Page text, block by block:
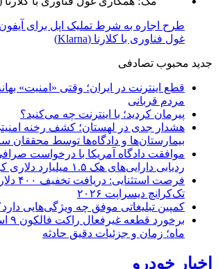
طرح اجاره به شرط تملیک اپل برای
غول فناوری با کلارنا (Klarna)
جدید محبوب تصادفی
قطع اینترنت در ایران؛ وقتی «امنیت»
مردم قربانی
پیرمان کردید؛ با اینترنت چه می‌کنید؟
هشدار جدی در لهستان؛ کشف رخنه
بیمارستان‌ها و دادگاه‌ها توسط محققان
موافقت دادگاه آمریکا با درخواست
ردیابی دارایی‌های هک ۱.۵ میلیارد دلاری کره شمالی
فرصت
تک‌کرانچ دیسراپت ۲۰۲۶
کمپین تبلیغاتی موفق چه ویژگی‌هایی
ماه؛ زمان و جزئیات دقیق حادثه
اخبار خودرو